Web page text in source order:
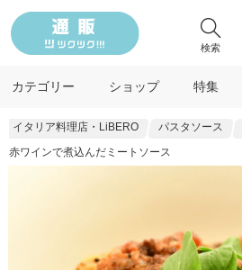
検索
カテゴリー ショップ 特集
イタリア料理店・LiBERO パスタソース
赤ワインで煮込んだミートソース